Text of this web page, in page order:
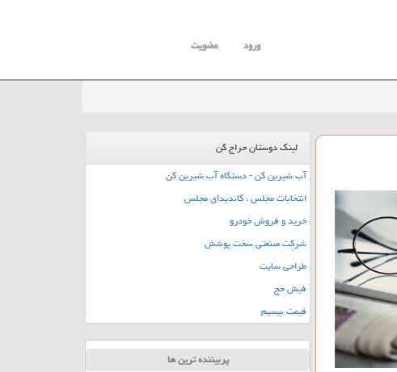
ورود عضویت
لینک دوستان حراج کن
آب شیرین کن - دستگاه آب شیرین کن
انتخابات مجلس ، کاندیدای مجلس
خرید و فروش خودرو
شرکت صنعتی سخت پوشش
طراحی سایت
فیش حج
قیمت بیسیم
پربیننده ترین ها